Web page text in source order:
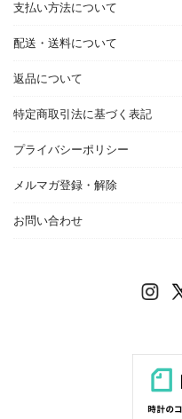
支払い方法について
配送・送料について
返品について
特定商取引法に基づく表記
プライバシーポリシー
メルマガ登録・解除
お問い合わせ